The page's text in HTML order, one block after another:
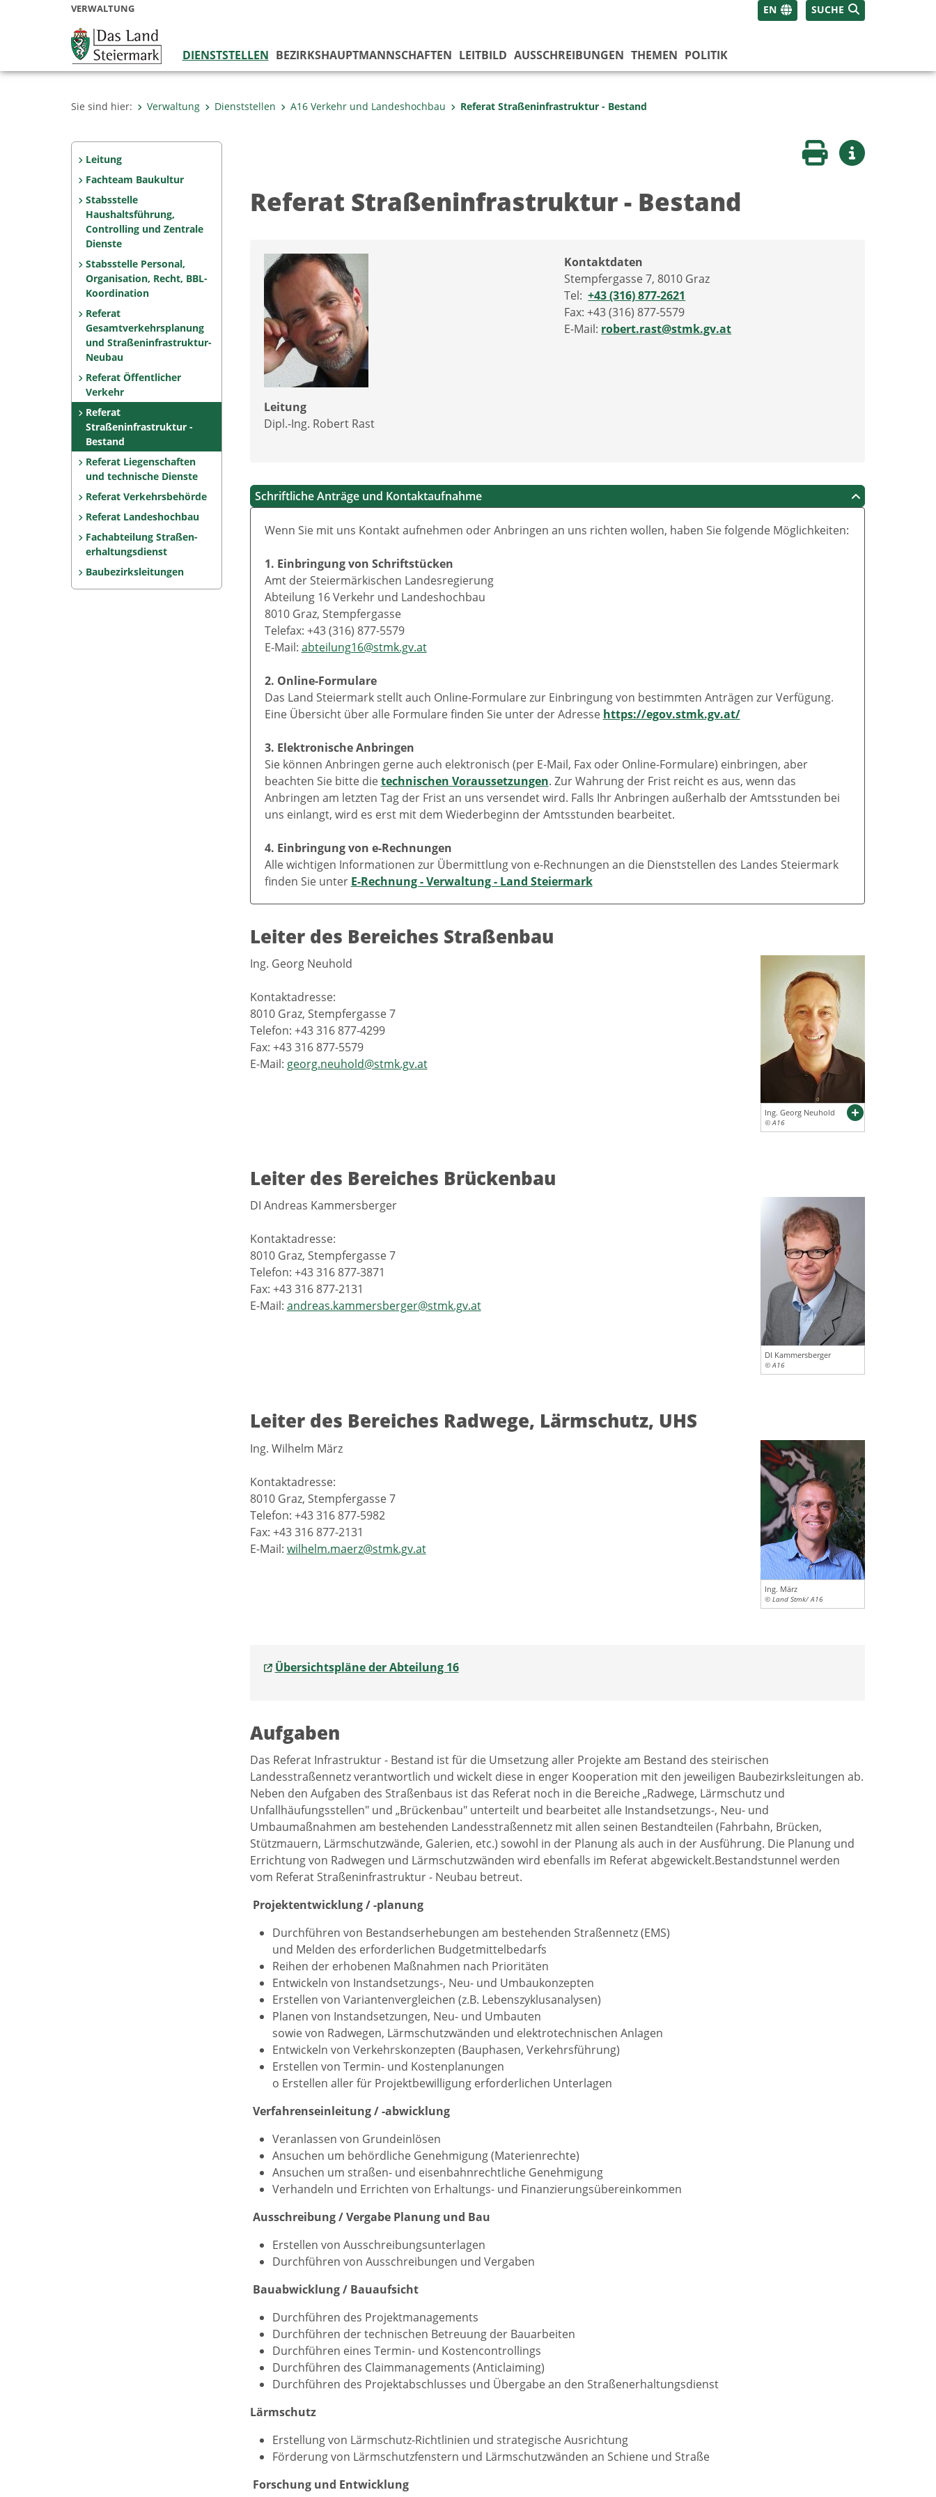
VERWALTUNG SUCHE
EN
DIENSTSTELLEN BEZIRKS­HAUPTMANNSCHAFTEN LEITBILD AUSSCHREIBUNGEN THEMEN POLITIK
Sie sind hier: Verwaltung Dienststellen A16 Verkehr und Landeshochbau Referat Straßeninfrastruktur - Bestand
Leitung
Fachteam Baukultur
Stabsstelle
Haushaltsführung,
Controlling und Zentrale
Dienste
Stabsstelle Personal,
Organisation, Recht, BBL-
Koordination
Referat
Gesamtverkehrsplanung
und Straßeninfrastruktur-
Neubau
Referat Öffentlicher
Verkehr
Referat
Straßeninfrastruktur -
Bestand
Referat Liegenschaften
und technische Dienste
Referat Verkehrsbehörde
Referat Landeshochbau
Fachabteilung Straßen­
erhaltungsdienst
Baubezirksleitungen
Seite druckenWeitere Infos
Referat Straßeninfrastruktur - Bestand
Leitung
Dipl.-Ing. Robert Rast
Kontaktdaten
Stempfergasse 7, 8010 Graz
Tel:+43 (316) 877-2621
Fax: +43 (316) 877-5579
E-Mail: robert.rast@stmk.gv.at
Schriftliche Anträge und Kontaktaufnahme
Wenn Sie mit uns Kontakt aufnehmen oder Anbringen an uns richten wollen, haben Sie folgende Möglichkeiten:
1. Einbringung von Schriftstücken
Amt der Steiermärkischen Landesregierung
Abteilung 16 Verkehr und Landeshochbau
8010 Graz, Stempfergasse
Telefax: +43 (316) 877-5579
E-Mail: abteilung16@stmk.gv.at
2. Online-Formulare
Das Land Steiermark stellt auch Online-Formulare zur Einbringung von bestimmten Anträgen zur Verfügung.
Eine Übersicht über alle Formulare finden Sie unter der Adresse https://egov.stmk.gv.at/
3. Elektronische Anbringen
Sie können Anbringen gerne auch elektronisch (per E-Mail, Fax oder Online-Formulare) einbringen, aber
beachten Sie bitte dietechnischen Voraussetzungen. Zur Wahrung der Frist reicht es aus, wenn das
Anbringen am letzten Tag der Frist an uns versendet wird. Falls Ihr Anbringen außerhalb der Amtsstunden bei
uns einlangt, wird es erst mit dem Wiederbeginn der Amtsstunden bearbeitet.
4. Einbringung von e-Rechnungen
Alle wichtigen Informationen zur Übermittlung von e-Rechnungen an die Dienststellen des Landes Steiermark
finden Sie unter E-Rechnung - Verwaltung - Land Steiermark
Leiter des Bereiches Straßenbau
Ing. Georg Neuhold
© A16
Ing. Georg Neuhold
Kontaktadresse:
8010 Graz, Stempfergasse 7
Telefon: +43 316 877-4299
Fax: +43 316 877-5579
E-Mail: georg.neuhold@stmk.gv.at
Leiter des Bereiches Brückenbau
DI Kammersberger
© A16
DI Andreas Kammersberger
Kontaktadresse:
8010 Graz, Stempfergasse 7
Telefon: +43 316 877-3871
Fax: +43 316 877-2131
E-Mail: andreas.kammersberger@stmk.gv.at
Leiter des Bereiches Radwege, Lärmschutz, UHS
Ing. März
© Land Stmk/ A16
Ing. Wilhelm März
Kontaktadresse:
8010 Graz, Stempfergasse 7
Telefon: +43 316 877-5982
Fax: +43 316 877-2131
E-Mail: wilhelm.maerz@stmk.gv.at
Übersichtspläne der Abteilung 16
Aufgaben
Das Referat Infrastruktur - Bestand ist für die Umsetzung aller Projekte am Bestand des steirischen
Landesstraßennetz verantwortlich und wickelt diese in enger Kooperation mit den jeweiligen Baubezirksleitungen ab.
Neben den Aufgaben des Straßenbaus ist das Referat noch in die Bereiche „Radwege, Lärmschutz und
Unfallhäufungsstellen" und „Brückenbau" unterteilt und bearbeitet alle Instandsetzungs-, Neu- und
Umbaumaßnahmen am bestehenden Landesstraßennetz mit allen seinen Bestandteilen (Fahrbahn, Brücken,
Stützmauern, Lärmschutzwände, Galerien, etc.) sowohl in der Planung als auch in der Ausführung. Die Planung und
Errichtung von Radwegen und Lärmschutzwänden wird ebenfalls im Referat abgewickelt.Bestandstunnel werden
vom Referat Straßeninfrastruktur - Neubau betreut.
­ Projektentwicklung / -planung
Durchführen von Bestandserhebungen am bestehenden Straßennetz (EMS)
und Melden des erforderlichen Budgetmittelbedarfs
Reihen der erhobenen Maßnahmen nach Prioritäten
Entwickeln von Instandsetzungs-, Neu- und Umbaukonzepten
Erstellen von Variantenvergleichen (z.B. Lebenszyklusanalysen)
Planen von Instandsetzungen, Neu- und Umbauten
sowie von Radwegen, Lärmschutzwänden und elektrotechnischen Anlagen
Entwickeln von Verkehrskonzepten (Bauphasen, Verkehrsführung)
Erstellen von Termin- und Kostenplanungen
o Erstellen aller für Projektbewilligung erforderlichen Unterlagen
­ Verfahrenseinleitung / -abwicklung
Veranlassen von Grundeinlösen
Ansuchen um behördliche Genehmigung (Materienrechte)
Ansuchen um straßen- und eisenbahnrechtliche Genehmigung
Verhandeln und Errichten von Erhaltungs- und Finanzierungsübereinkommen
Ausschreibung / Vergabe Planung und Bau
Erstellen von Ausschreibungsunterlagen
Durchführen von Ausschreibungen und Vergaben
Bauabwicklung / Bauaufsicht
Durchführen des Projektmanagements
Durchführen der technischen Betreuung der Bauarbeiten
Durchführen eines Termin- und Kostencontrollings
Durchführen des Claimmanagements (Anticlaiming)
Durchführen des Projektabschlusses und Übergabe an den Straßenerhaltungsdienst­
Lärmschutz
Erstellung von Lärmschutz-Richtlinien und strategische Ausrichtung
Förderung von Lärmschutzfenstern und Lärmschutzwänden an Schiene und Straße
Forschung und Entwicklung